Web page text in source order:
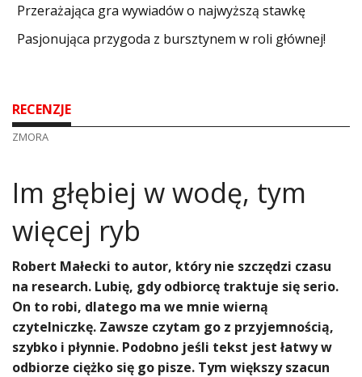
​Przerażająca gra wywiadów o najwyższą stawkę
Pasjonująca przygoda z bursztynem w roli głównej!
RECENZJE
ZMORA
Im głębiej w wodę, tym
więcej ryb
Robert Małecki to autor, który nie szczędzi czasu
na research. Lubię, gdy odbiorcę traktuje się serio.
On to robi, dlatego ma we mnie wierną
czytelniczkę. Zawsze czytam go z przyjemnością,
szybko i płynnie. Podobno jeśli tekst jest łatwy w
odbiorze ciężko się go pisze. Tym większy szacun